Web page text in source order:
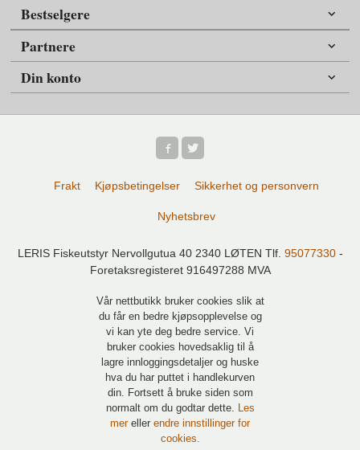
Bestselgere
Partnere
Din konto
Frakt Kjøpsbetingelser Sikkerhet og personvern
Nyhetsbrev
LERIS Fiskeutstyr Nervollgutua 40 2340 LØTEN Tlf. 95077330-
Foretaksregisteret 916497288 MVA
Vår nettbutikk bruker cookies slik at
du får en bedre kjøpsopplevelse og
vi kan yte deg bedre service. Vi
bruker cookies hovedsaklig til å
lagre innloggingsdetaljer og huske
hva du har puttet i handlekurven
din. Fortsett å bruke siden som
normalt om du godtar dette. Les
mer eller endre innstillinger for
cookies.